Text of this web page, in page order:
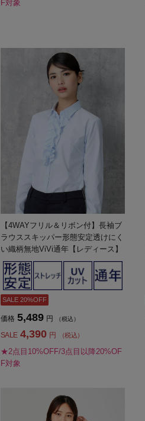
F対象
【4WAYフリル＆リボン付】長袖ブ
ラウススキッパー形態安定透けにく
い織柄無地ViVi通年【レディース】
SALE 20%OFF
価格 5,489 円 （税込）
SALE 4,390 円 （税込）
★2点目10%OFF/3点目以降20%OF
F対象